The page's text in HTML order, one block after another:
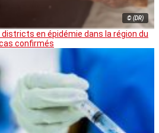
© (DR)
districts en épidémie dans la région du
confirmés